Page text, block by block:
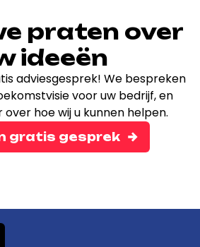
praten over
ideeën
adviesgesprek! We bespreken
voor uw bedrijf, en
hoe wij u kunnen helpen.
gratis gesprek